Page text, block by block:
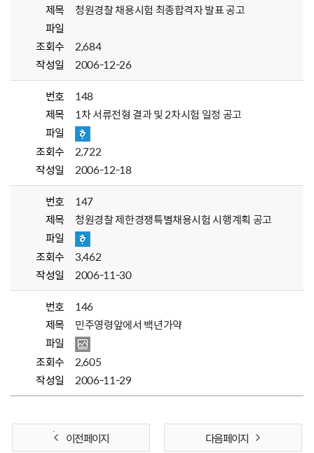
제목
청원경찰 채용시험 최종합격자 발표 공고
파일
조회수
2,684
작성일
2006-12-26
번호
148
제목
1차 서류전형 결과 및 2차시험 일정 공고
파일
조회수
2,722
작성일
2006-12-18
번호
147
제목
청원경찰 제한경쟁특별채용시험 시행계획 공고
파일
조회수
3,462
작성일
2006-11-30
번호
146
제목
민주영령앞에서 백년가약
파일
조회수
2,605
작성일
2006-11-29
이전 페이지 다음 페이지